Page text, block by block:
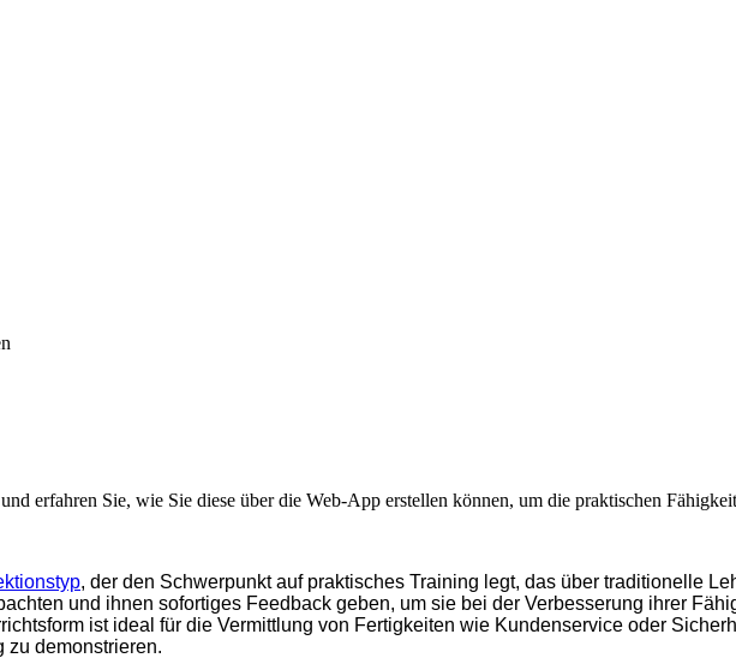
erfahren Sie, wie Sie diese über die Web-App erstellen können, um die praktischen
, der den Schwerpunkt auf praktisches Training legt, das über traditionelle
und ihnen sofortiges Feedback geben, um sie bei der Verbesserung ihrer
ist ideal für die Vermittlung von Fertigkeiten wie Kundenservice oder
zu demonstrieren.